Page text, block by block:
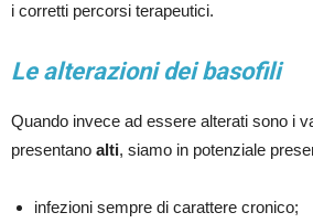
i corretti percorsi terapeutici.
Le alterazioni dei basofili
Quando invece ad essere alterati sono i
presentano alti, siamo in potenziale
infezioni sempre di carattere cronico;